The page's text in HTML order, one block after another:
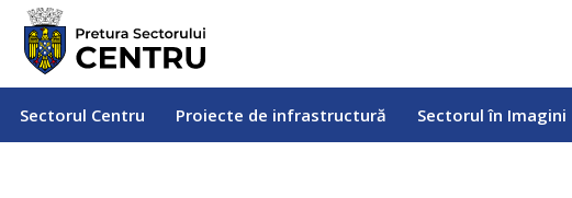
Sectorul Centru Proiecte de infrastructură Sectorul în Imagini
Sectorul Centru Proiecte de infrastructură